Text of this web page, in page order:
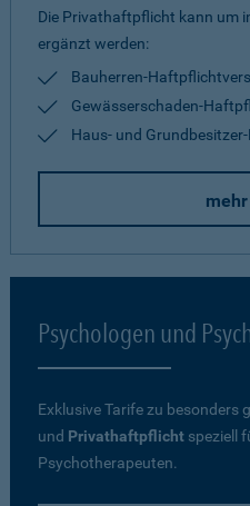
Die Privathaftpflicht kann um
ergänzt werden:
Bauherren-
Gewässerschaden-
Haus- und
Psychologen und
Exklusive Tarife zu besonders
und Privathaftpflicht speziell
Psychotherapeuten.